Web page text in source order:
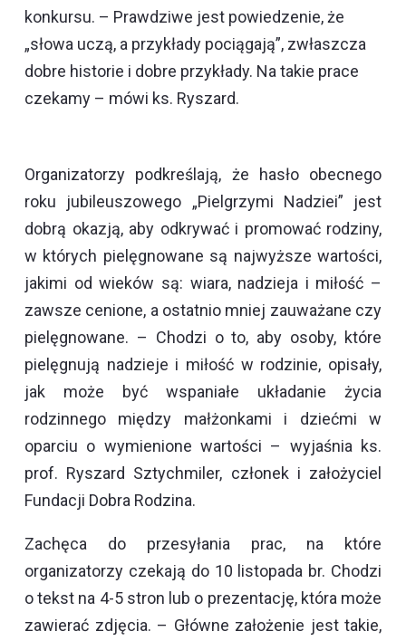
konkursu. – Prawdziwe jest powiedzenie, że
„słowa uczą, a przykłady pociągają”, zwłaszcza
dobre historie i dobre przykłady. Na takie prace
czekamy – mówi ks. Ryszard.
Organizatorzy podkreślają, że hasło obecnego
roku jubileuszowego „Pielgrzymi Nadziei” jest
dobrą okazją, aby odkrywać i promować rodziny,
w których pielęgnowane są najwyższe wartości,
jakimi od wieków są: wiara, nadzieja i miłość –
zawsze cenione, a ostatnio mniej zauważane czy
pielęgnowane. – Chodzi o to, aby osoby, które
pielęgnują nadzieje i miłość w rodzinie, opisały,
jak może być wspaniałe układanie życia
rodzinnego między małżonkami i dziećmi w
oparciu o wymienione wartości – wyjaśnia ks.
prof. Ryszard Sztychmiler, członek i założyciel
Fundacji Dobra Rodzina.
Zachęca do przesyłania prac, na które
organizatorzy czekają do 10 listopada br. Chodzi
o tekst na 4-5 stron lub o prezentację, która może
zawierać zdjęcia. – Główne założenie jest takie,